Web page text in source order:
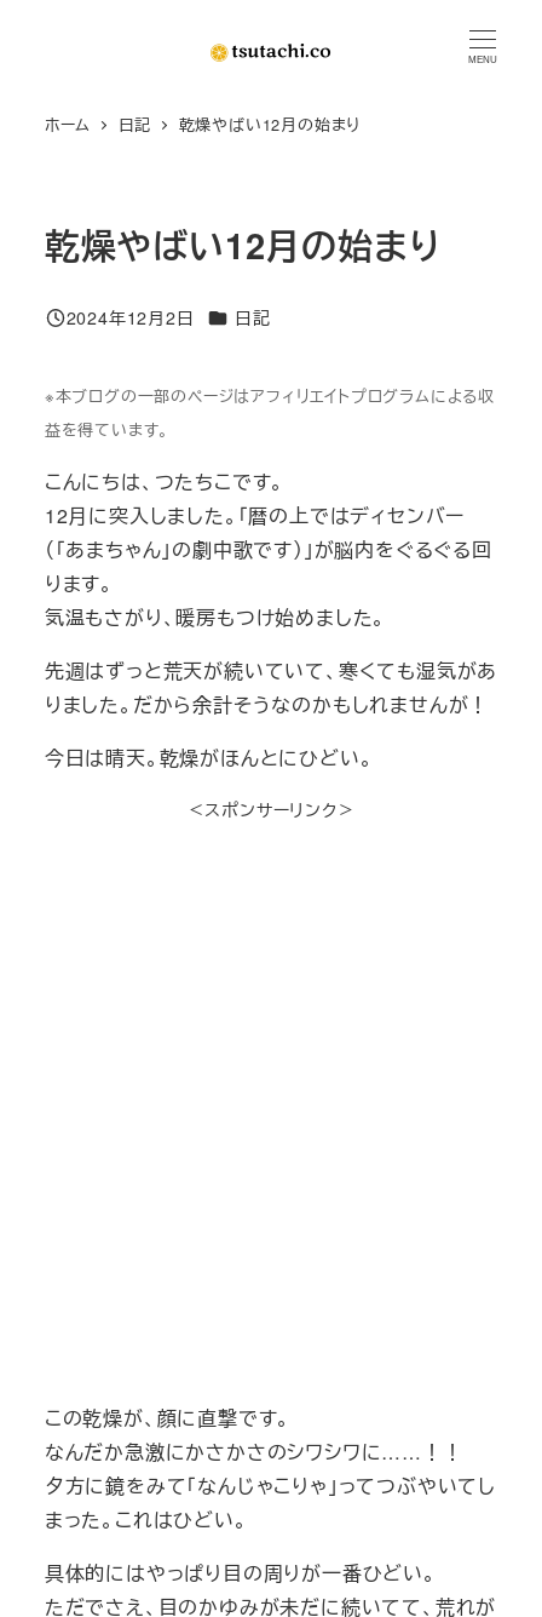
MENU
ホーム 日記 乾燥やばい12月の始まり
乾燥やばい12月の始まり
投稿日
2024年12月2日 カテゴリー
日記
※本ブログの一部のページはアフィリエイトプログラムによる収
益を得ています。
こんにちは、つたちこです。
12月に突入しました。「暦の上ではディセンバー
（「あまちゃん」の劇中歌です）」が脳内をぐるぐる回
ります。
気温もさがり、暖房もつけ始めました。
先週はずっと荒天が続いていて、寒くても湿気があ
りました。だから余計そうなのかもしれませんが！
今日は晴天。乾燥がほんとにひどい。
＜スポンサーリンク＞
この乾燥が、顔に直撃です。
なんだか急激にかさかさのシワシワに……！！
夕方に鏡をみて「なんじゃこりゃ」ってつぶやいてし
まった。これはひどい。
具体的にはやっぱり目の周りが一番ひどい。
ただでさえ、目のかゆみが未だに続いてて、荒れが